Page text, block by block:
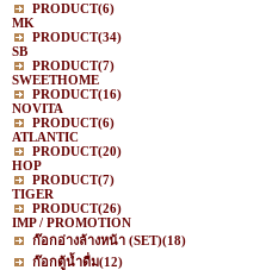
PRODUCT(6)
MK
PRODUCT(34)
SB
PRODUCT(7)
SWEETHOME
PRODUCT(16)
NOVITA
PRODUCT(6)
ATLANTIC
PRODUCT(20)
HOP
PRODUCT(7)
TIGER
PRODUCT(26)
IMP / PROMOTION
ก๊อกอ่างล้างหน้า (SET)(18)
ก๊อกตู้น้ำดื่ม(12)